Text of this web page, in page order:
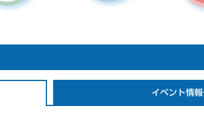
イベント情